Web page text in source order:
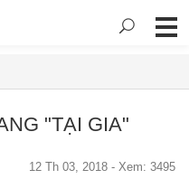
"TẠI GIA"
12 Th 03, 2018 - Xem: 3495